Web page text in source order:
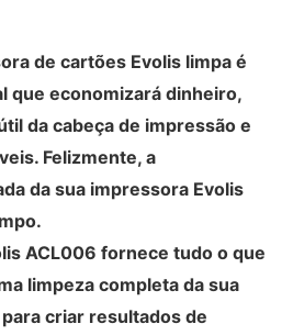
de cartões Evolis limpa é
que economizará dinheiro,
da cabeça de impressão e
Felizmente, a
da sua impressora Evolis
ACL006 fornece tudo o que
limpeza completa da sua
criar resultados de